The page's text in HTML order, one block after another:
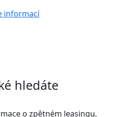
informací
hledáte
o zpětném leasingu,